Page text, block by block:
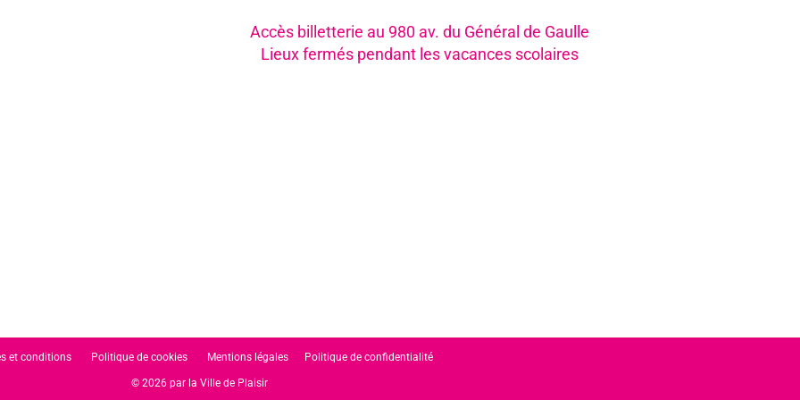
Accès billetterie au 980 av. du Général de Gaulle
Lieux fermés pendant les vacances scolaires
et conditions Politique de cookies Mentions légales Politique de confidentialité
© 2026 par la Ville de Plaisir